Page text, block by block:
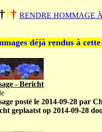
†† RENDRE HOMMAGE
déjà rendus à
- Bericht
posté le 2014-09-28 par
geplaatst op 2014-09-28